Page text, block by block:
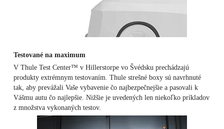
Testované na maximum
V Thule Test Center™ v Hillerstorpe vo Švédsku prechádzajú
produkty extrémnym testovaním.
Thule strešné boxy sú navrhnuté
tak, aby prevážali Vaše vybavenie čo najbezpečnejšie a pasovali k
Vášmu autu čo najlepšie. Nižšie je uvedených len niekoľko príkladov
z množstva vykonaných testov.